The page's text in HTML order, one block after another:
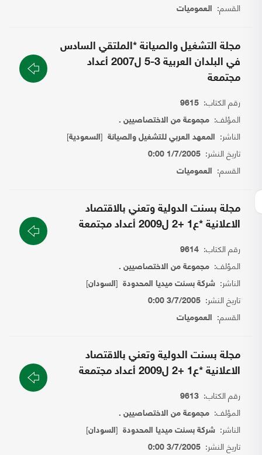
القسم: العموميات
مجلة التشغيل والصيانة *الملتقي السادس
في البلدان العربية 3-5 ل2007 أعداد
مجتمعة
رقم الكتاب: 9615
المؤلف: مجموعة من الاختصاصيين .
الناشر: المعهد العربي للتشغيل والصيانة [السعودية]
تاريخ النشر: 1/7/2005 0:00
القسم: العموميات
مجلة بسنت الدولية وتعني بالاقتصاد
الاعلانية *ع1 +2 ل2009 أعداد مجتمعة
رقم الكتاب: 9614
المؤلف: مجموعة من الاختصاصيين .
الناشر: شركة بسنت ميديا المحدودة [السودان]
تاريخ النشر: 3/7/2005 0:00
القسم: العموميات
مجلة بسنت الدولية وتعني بالاقتصاد
الاعلانية *ع1 +2 ل2009 أعداد مجتمعة
رقم الكتاب: 9613
المؤلف: مجموعة من الاختصاصيين .
الناشر: شركة بسنت ميديا المحدودة [السودان]
تاريخ النشر: 3/7/2005 0:00